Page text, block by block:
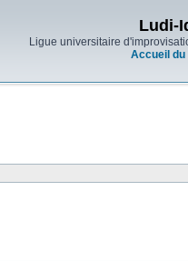
Ludi-
Ligue universitaire
Accueil du